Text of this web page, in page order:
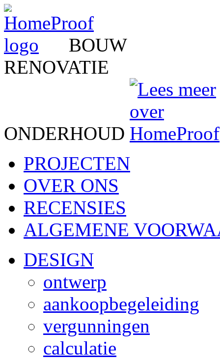
BOUW
RENOVATIE
ONDERHOUD
PROJECTEN
OVER ONS
RECENSIES
ALGEMENE
DESIGN
ontwerp
aankoopbegeleiding
vergunningen
calculatie